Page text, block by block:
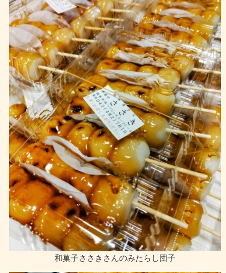
和菓子ささきさんのみたらし団子